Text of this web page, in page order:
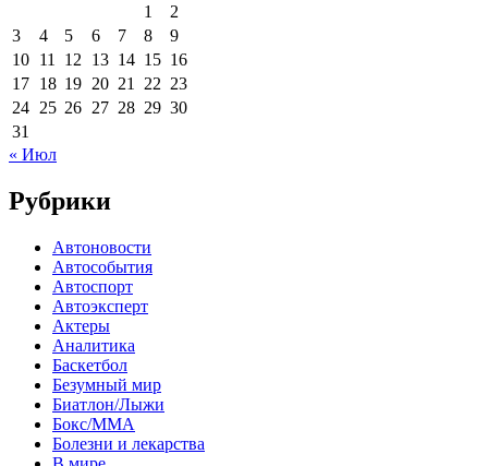
1
2
3
4 5 6 7 8
9
10 11 12 13 14 15 16
17 18 19 20 21 22 23
24 25 26 27 28 29 30
31
« Июл
Рубрики
Автоновости
Автособытия
Автоспорт
Автоэксперт
Актеры
Аналитика
Баскетбол
Безумный мир
Биатлон/Лыжи
Бокс/MMA
Болезни и лекарства